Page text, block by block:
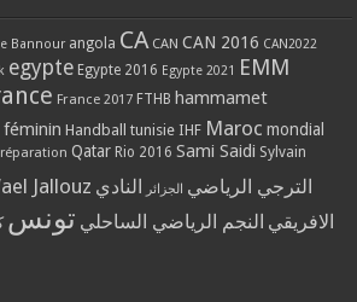
Bannour angola CA CAN CAN 2016 CAN2022
egypte Egypte 2016 Egypte 2021 EMM
France 2017 FTHB hammamet
féminin Handball tunisie IHF Maroc mondial
Qatar Rio 2016 Sami Saidi Sylvain
Jallouz الترجي الرياضي الجزائر النادي
الافريقي النجم الرياضي الساحلي تونس